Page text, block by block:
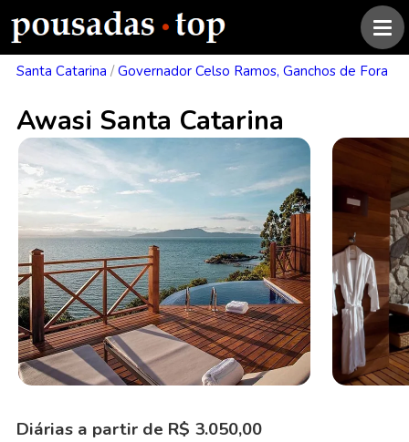
Santa Catarina / Governador Celso Ramos, Ganchos de Fora
Awasi Santa Catarina
Diárias a partir de R$ 3.050,00